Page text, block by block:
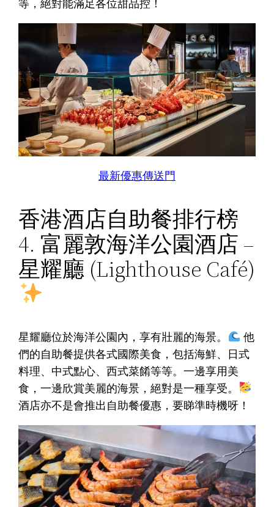
等，絕對能滿足各位甜品控！
最新優惠傳送門
香港酒店自助餐排行榜
4. 富麗敦海洋公園酒店 –
星耀廳 (Lighthouse Café)
星耀廳位於海洋公園內，享有壯麗的海景。
他
們的自助餐提供各式國際美食，包括海鮮、日式
料理、中式點心、西式菜餚等等。一邊享用美
食，一邊欣賞美麗的海景，絕對是一種享受。
酒店亦不是會推出自助餐優惠，要睇準時機呀！